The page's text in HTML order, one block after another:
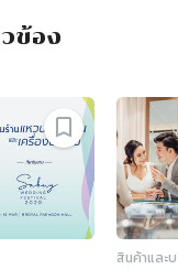
ข้อง
สินค้าและ